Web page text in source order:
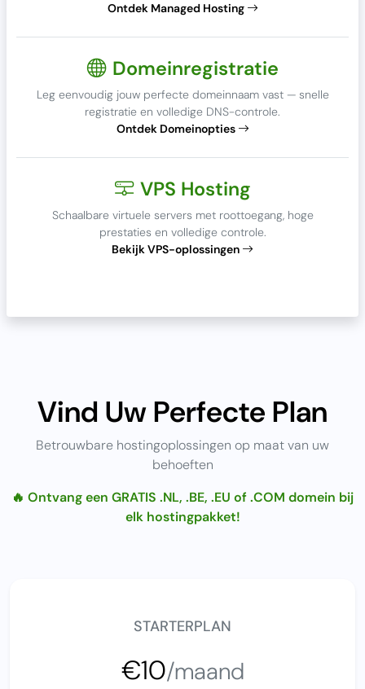
Ontdek Managed Hosting
Domeinregistratie
Leg eenvoudig jouw perfecte domeinnaam vast — snelle
registratie en volledige DNS-controle.
Ontdek Domeinopties
VPS Hosting
Schaalbare virtuele servers met roottoegang, hoge
prestaties en volledige controle.
Bekijk VPS-oplossingen
Vind Uw Perfecte Plan
Betrouwbare hostingoplossingen op maat van uw
behoeften
🔥 Ontvang een GRATIS .NL, .BE, .EU of .COM domein bij
elk hostingpakket!
STARTERPLAN
€10/maand